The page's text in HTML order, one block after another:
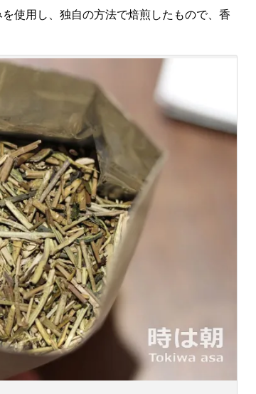
使用し、独自の方法で焙煎したもので、香